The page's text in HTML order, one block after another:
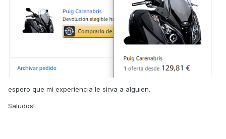
espero que mi experiencia le sirva a alguien.
Saludos!